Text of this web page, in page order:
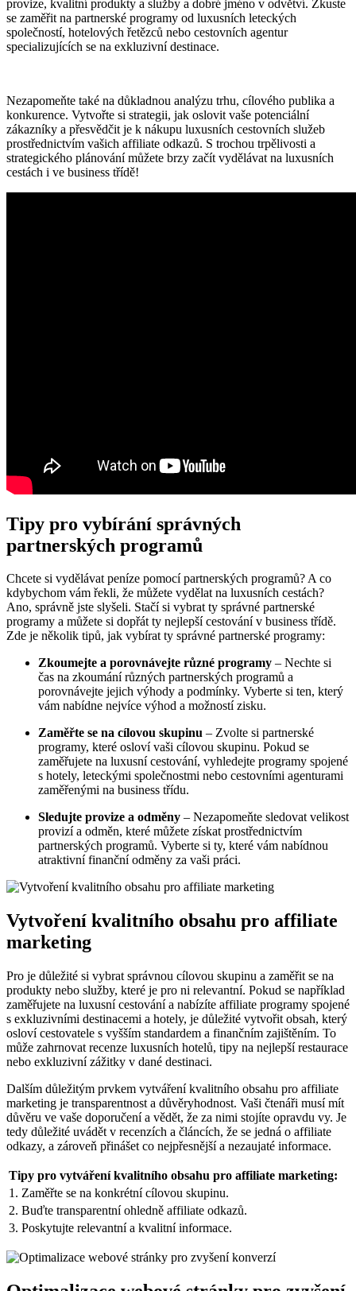
provize, kvalitní produkty a služby a dobré jméno v odvětví. Zkuste
se zaměřit na partnerské programy od luxusních leteckých
společností, hotelových řetězců nebo cestovních agentur
specializujících se na exkluzivní destinace.
Nezapomeňte také na důkladnou analýzu trhu, cílového publika a
konkurence. Vytvořte si strategii, jak oslovit vaše potenciální
zákazníky a přesvědčit je k nákupu luxusních cestovních služeb
prostřednictvím vašich affiliate odkazů. S trochou trpělivosti a
strategického plánování můžete brzy začít vydělávat na luxusních
cestách i ve business třídě!
Tipy pro vybírání správných
partnerských programů
Chcete si vydělávat peníze pomocí partnerských programů? A co
kdybychom vám řekli, že můžete vydělat na luxusních cestách?
Ano, správně jste slyšeli. Stačí si vybrat ty správné partnerské
programy a můžete si dopřát ty nejlepší cestování v business třídě.
Zde je několik tipů, jak vybírat ty správné partnerské programy:
Zkoumejte a porovnávejte různé programy – Nechte si
čas na zkoumání různých partnerských programů a
porovnávejte jejich výhody a podmínky. Vyberte si ten, který
vám nabídne nejvíce výhod a možností zisku.
Zaměřte se na cílovou skupinu – Zvolte si partnerské
programy, které osloví vaši cílovou skupinu. Pokud se
zaměřujete na luxusní cestování, vyhledejte programy spojené
s hotely, leteckými společnostmi nebo cestovními agenturami
zaměřenými na business třídu.
Sledujte provize a odměny – Nezapomeňte sledovat velikost
provizí a odměn, které můžete získat prostřednictvím
partnerských programů. Vyberte si ty, které vám nabídnou
atraktivní finanční odměny za vaši práci.
Vytvoření kvalitního obsahu pro affiliate
marketing
Pro je důležité si vybrat správnou cílovou skupinu a zaměřit se na
produkty nebo služby, které je pro ni relevantní. Pokud se například
zaměřujete na luxusní cestování a nabízíte affiliate programy spojené
s exkluzivními destinacemi a hotely, je důležité vytvořit obsah, který
osloví cestovatele s vyšším standardem a finančním zajištěním. To
může zahrnovat recenze luxusních hotelů, tipy na nejlepší restaurace
nebo exkluzivní zážitky v dané destinaci.
Dalším důležitým prvkem vytváření kvalitního obsahu pro affiliate
marketing je transparentnost a důvěryhodnost. Vaši čtenáři musí mít
důvěru ve vaše doporučení a vědět, že za nimi stojíte opravdu vy. Je
tedy důležité uvádět v recenzích a článcích, že se jedná o affiliate
odkazy, a zároveň přinášet co nejpřesnější a nezaujaté informace.
Tipy pro vytváření kvalitního obsahu pro affiliate marketing:
1. Zaměřte se na konkrétní cílovou skupinu.
2. Buďte transparentní ohledně affiliate odkazů.
3. Poskytujte relevantní a kvalitní informace.